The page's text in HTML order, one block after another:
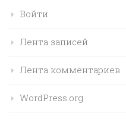
Войти
Лента записей
Лента комментариев
WordPress.org